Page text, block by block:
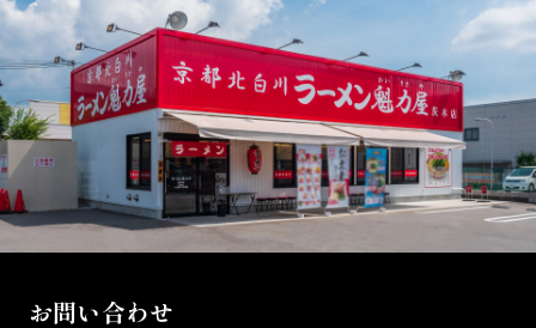
お問い合わせ